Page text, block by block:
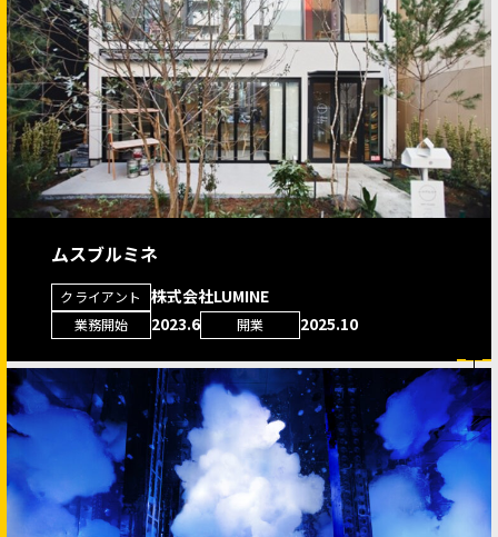
ムスブルミネ
クライアント 株式会社LUMINE
業務開始 2023.6 開業 2025.10